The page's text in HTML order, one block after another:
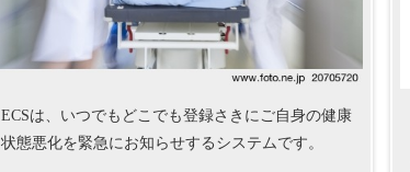
ECSは、いつでもどこでも登録さきにご自身の健康
状態悪化を緊急にお知らせするシステムです。